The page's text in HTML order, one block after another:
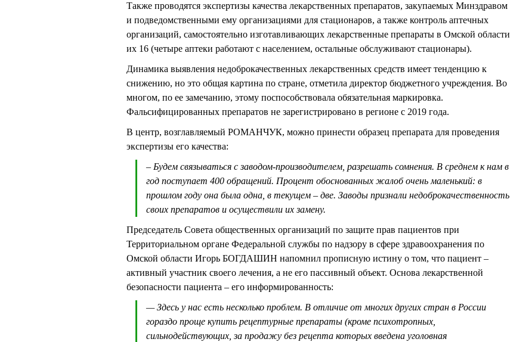
Также проводятся экспертизы качества лекарственных препаратов, закупаемых Минздравом
и подведомственными ему организациями для стационаров, а также контроль аптечных
организаций, самостоятельно изготавливающих лекарственные препараты в Омской области
их 16 (четыре аптеки работают с населением, остальные обслуживают стационары).
Динамика выявления недоброкачественных лекарственных средств имеет тенденцию к
снижению, но это общая картина по стране, отметила директор бюджетного учреждения. Во
многом, по ее замечанию, этому поспособствовала обязательная маркировка.
Фальсифицированных препаратов не зарегистрировано в регионе с 2019 года.
В центр, возглавляемый РОМАНЧУК, можно принести образец препарата для проведения
экспертизы его качества:
– Будем связываться с заводом-производителем, разрешать сомнения. В среднем к нам в
год поступает 400 обращений. Процент обоснованных жалоб очень маленький: в
прошлом году она была одна, в текущем – две. Заводы признали недоброкачественность
своих препаратов и осуществили их замену.
Председатель Совета общественных организаций по защите прав пациентов при
Территориальном органе Федеральной службы по надзору в сфере здравоохранения по
Омской области Игорь БОГДАШИН напомнил прописную истину о том, что пациент –
активный участник своего лечения, а не его пассивный объект. Основа лекарственной
безопасности пациента – его информированность:
— Здесь у нас есть несколько проблем. В отличие от многих других стран в России
гораздо проще купить рецептурные препараты (кроме психотропных,
сильнодействующих, за продажу без рецепта которых введена уголовная